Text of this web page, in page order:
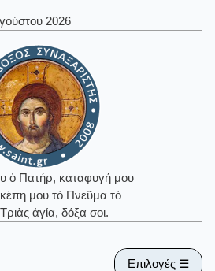
2026
ὁ Πατήρ, καταφυγή μου
μου τὸ Πνεῦμα τὸ
ἁγία, δόξα σοι.
Επιλογές ☰